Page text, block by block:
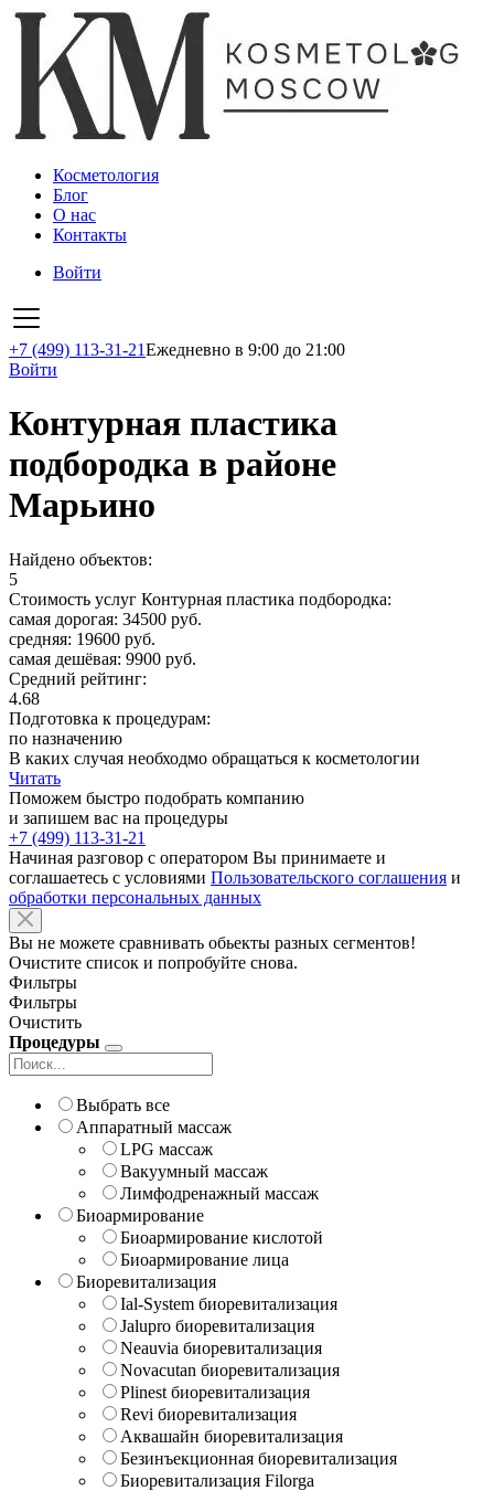
Косметология
Блог
О нас
Контакты
Войти
+7 (499) 113-31-21Ежедневно в 9:00 до 21:00
Войти
Контурная пластика
подбородка в районе
Марьино
Найдено объектов:
5
Стоимость услуг Контурная пластика подбородка:
самая дорогая: 34500 руб.
средняя: 19600 руб.
самая дешёвая: 9900 руб.
Средний рейтинг:
4.68
Подготовка к процедурам:
по назначению
В каких случая необходмо обращаться к косметологии
Читать
Поможем быстро подобрать компанию
и запишем вас на процедуры
+7 (499) 113-31-21
Начиная разговор с оператором Вы принимаете и
соглашаетесь с условиями Пользовательского соглашения и
обработки персональных данных
Вы не можете сравнивать обьекты разных сегментов!
Очистите список и попробуйте снова.
Фильтры
Фильтры
Очистить
Процедуры
Выбрать все
Аппаратный массаж
LPG массаж
Вакуумный массаж
Лимфодренажный массаж
Биоармирование
Биоармирование кислотой
Биоармирование лица
Биоревитализация
Ial-System биоревитализация
Jalupro биоревитализация
Neauvia биоревитализация
Novacutan биоревитализация
Plinest биоревитализация
Revi биоревитализация
Аквашайн биоревитализация
Безинъекционная биоревитализация
Биоревитализация Filorga